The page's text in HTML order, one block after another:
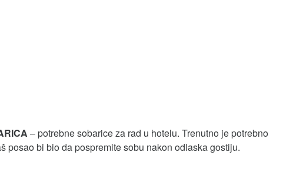
– potrebne sobarice za rad u hotelu. Trenutno je potrebno
posao bi bio da pospremite sobu nakon odlaska gostiju.